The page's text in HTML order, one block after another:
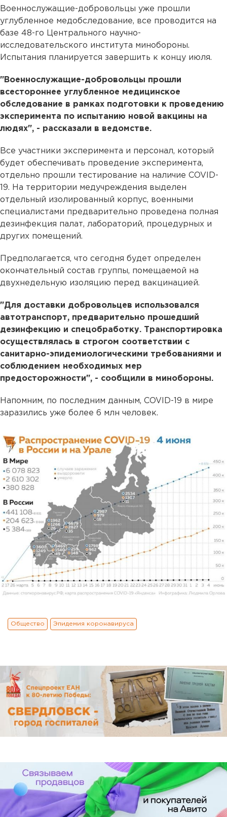
Военнослужащие-добровольцы уже прошли
углубленное медобследование, все проводится на
базе 48-го Центрального научно-
исследовательского института минобороны.
Испытания планируется завершить к концу июля.
"Военнослужащие-добровольцы прошли
всестороннее углубленное медицинское
обследование в рамках подготовки к проведению
эксперимента по испытанию новой вакцины на
людях", - рассказали в ведомстве.
Все участники эксперимента и персонал, который
будет обеспечивать проведение эксперимента,
отдельно прошли тестирование на наличие COVID-
19. На территории медучреждения выделен
отдельный изолированный корпус, военными
специалистами предварительно проведена полная
дезинфекция палат, лабораторий, процедурных и
других помещений.
Предполагается, что сегодня будет определен
окончательный состав группы, помещаемой на
двухнедельную изоляцию перед вакцинацией.
"Для доставки добровольцев использовался
автотранспорт, предварительно прошедший
дезинфекцию и спецобработку. Транспортировка
осуществлялась в строгом соответствии с
санитарно-эпидемиологическими требованиями и
соблюдением необходимых мер
предосторожности", - сообщили в минобороны.
Напомним, по последним данным, COVID-19 в мире
заразились уже более 6 млн человек.
Общество Эпидемия коронавируса